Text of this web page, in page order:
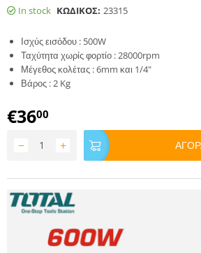
In stock ΚΩΔΙΚΟΣ: 23315
Ισχύς εισόδου : 500W
Ταχύτητα χωρίς φορτίο : 28000rpm
Μέγεθος κολέτας : 6mm και 1/4"
Βάρος : 2 Kg
€3600
+
−